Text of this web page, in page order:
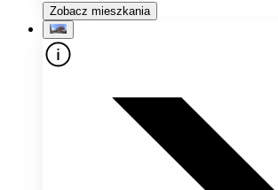
Zobacz mieszkania